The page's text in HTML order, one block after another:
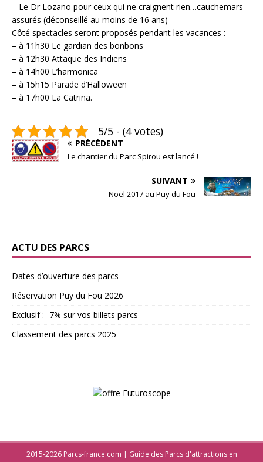
– Le Dr Lozano pour ceux qui ne craignent rien…cauchemars
assurés (déconseillé au moins de 16 ans)
Côté spectacles seront proposés pendant les vacances :
– à 11h30 Le gardian des bonbons
– à 12h30 Attaque des Indiens
– à 14h00 L’harmonica
– à 15h15 Parade d’Halloween
– à 17h00 La Catrina.
5/5 - (4 votes)
PRÉCÉDENT
Le chantier du Parc Spirou est lancé !
SUIVANT
Noël 2017 au Puy du Fou
ACTU DES PARCS
Dates d’ouverture des parcs
Réservation Puy du Fou 2026
Exclusif : -7% sur vos billets parcs
Classement des parcs 2025
2015-2026 Parcs-france.com | Guide des Parcs d'attractions en